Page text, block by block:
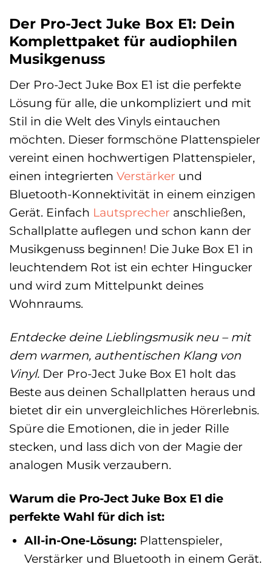
Der Pro-Ject Juke Box E1: Dein
Komplettpaket für audiophilen
Musikgenuss
Der Pro-Ject Juke Box E1 ist die perfekte
Lösung für alle, die unkompliziert und mit
Stil in die Welt des Vinyls eintauchen
möchten. Dieser formschöne Plattenspieler
vereint einen hochwertigen Plattenspieler,
einen integrierten Verstärker und
Bluetooth-Konnektivität in einem einzigen
Gerät. Einfach Lautsprecher anschließen,
Schallplatte auflegen und schon kann der
Musikgenuss beginnen! Die Juke Box E1 in
leuchtendem Rot ist ein echter Hingucker
und wird zum Mittelpunkt deines
Wohnraums.
Entdecke deine Lieblingsmusik neu – mit
dem warmen, authentischen Klang von
Vinyl. Der Pro-Ject Juke Box E1 holt das
Beste aus deinen Schallplatten heraus und
bietet dir ein unvergleichliches Hörerlebnis.
Spüre die Emotionen, die in jeder Rille
stecken, und lass dich von der Magie der
analogen Musik verzaubern.
Warum die Pro-Ject Juke Box E1 die
perfekte Wahl für dich ist:
All-in-One-Lösung:Plattenspieler,
Verstärker und Bluetooth in einem Gerät.